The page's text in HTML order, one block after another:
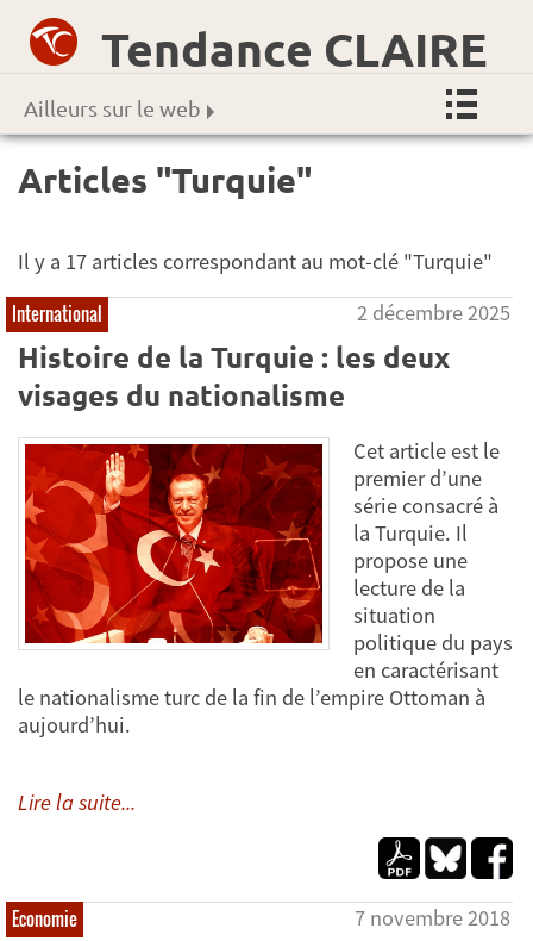
Tendance CLAIRE
Ailleurs sur le web
Articles "Turquie"
Il y a 17 articles correspondant au mot-clé "Turquie"
International 2 décembre 2025
Histoire de la Turquie : les deux
visages du nationalisme
Cet article est le
premier d’une
série consacré à
la Turquie. Il
propose une
lecture de la
situation
politique du pays
en caractérisant
le nationalisme turc de la fin de l’empire Ottoman à
aujourd’hui.
Lire la suite...
Economie 7 novembre 2018